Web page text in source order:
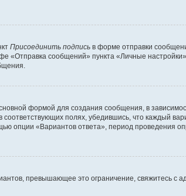
Присоединить подпись в форме отправки
«Отправка сообщений» пункта «Личные
формой для создания сообщения, в
полях, убедившись, что каждый
опции «Вариантов ответа», период проведения
превышающее это ограничение, свяжитесь с